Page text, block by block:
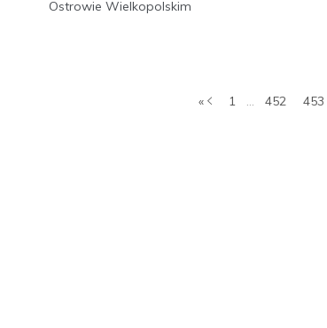
Ostrowie Wielkopolskim
« 1 ... 452 453